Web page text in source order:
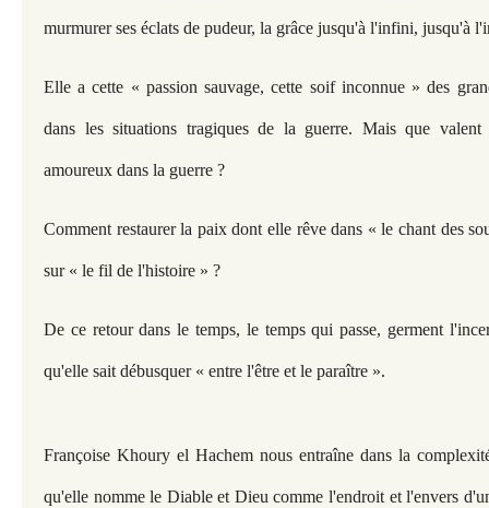
murmurer ses éclats de pudeur, la grâce jusqu'à l'infini, jusqu'à
Elle a cette « passion sauvage, cette soif inconnue » des
dans les situations tragiques de la guerre. Mais que valent
amoureux dans la guerre ?
Comment restaurer la paix dont elle rêve dans « le chant des
sur « le fil de l'histoire » ?
De ce retour dans le temps, le temps qui passe, germent
qu'elle sait débusquer « entre l'être et le paraître ».
Françoise Khoury el Hachem nous entraîne dans la
qu'elle nomme le Diable et Dieu comme l'endroit et l'envers